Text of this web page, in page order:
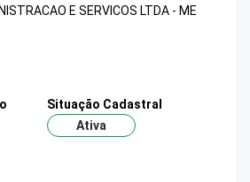
E SERVICOS LTDA - ME
Situação Cadastral
Ativa